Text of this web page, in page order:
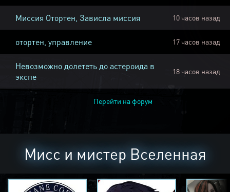
Миссия Отортен, Зависла миссия 10 часов назад
отортен, управление 17 часов назад
Невозможно долететь до астероида в
экспе
18 часов назад
Перейти на форум
Мисс и мистер Вселенная